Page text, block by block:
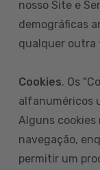
nosso Site e
demográficas
qualquer outra
Cookies. Os
alfanuméricos
Alguns
navegação,
permitir um